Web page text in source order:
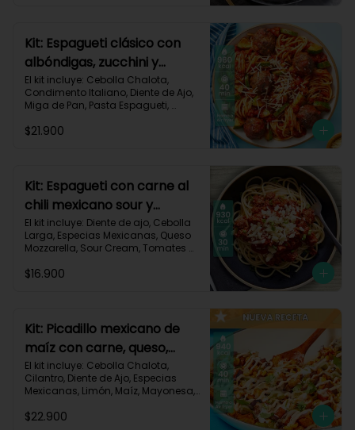
Kit: Espagueti clásico con
albóndigas, zucchini y
parmesano-92
El kit incluye: Cebolla Chalota,
Condimento Italiano, Diente de Ajo,
Miga de Pan, Pasta Espagueti,
Molida (150g/p), Salsa de Tomates
Carbohidratos 90g | Grasas 49g |
Proteínas 45g
$21.900
Kit: Espagueti con carne al
chili mexicano sour y
queso-35
El kit incluye: Diente de ajo, Cebolla
Larga, Especias Mexicanas, Queso
Mozzarella, Sour Cream, Tomates
Molida (150g/p), Receta Impresa.
$16.900
Kit: Picadillo mexicano de
maíz con carne, queso,
criollas y crema de limón-
139
El kit incluye: Cebolla Chalota,
Cilantro, Diente de Ajo, Especias
Mexicanas, Limón, Maíz, Mayonesa,
Mozzarella Rallado, Carne de Res
$22.900